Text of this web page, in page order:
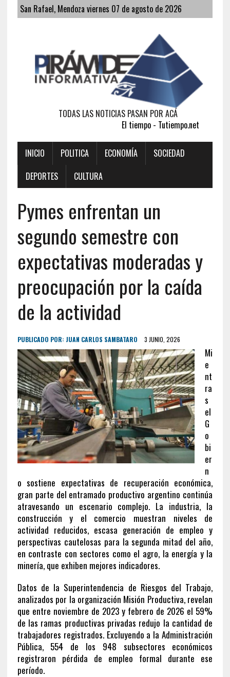
San Rafael, Mendoza viernes 07 de agosto de 2026
TODAS LAS NOTICIAS PASAN POR ACÁ
El tiempo - Tutiempo.net
INICIO POLITICA ECONOMÍA
SOCIEDAD
DEPORTES
CULTURA
Pymes enfrentan un
segundo semestre con
expectativas moderadas y
preocupación por la caída
de la actividad
PUBLICADO POR: JUAN CARLOS SAMBATARO 3 JUNIO, 2026
Mi
e
nt
ra
s
el
G
o
bi
er
n
o sostiene expectativas de recuperación económica,
gran parte del entramado productivo argentino continúa
atravesando un escenario complejo. La industria, la
construcción y el comercio muestran niveles de
actividad reducidos, escasa generación de empleo y
perspectivas cautelosas para la segunda mitad del año,
en contraste con sectores como el agro, la energía y la
minería, que exhiben mejores indicadores.
Datos de la Superintendencia de Riesgos del Trabajo,
analizados por la organización Misión Productiva, revelan
que entre noviembre de 2023 y febrero de 2026 el 59%
de las ramas productivas privadas redujo la cantidad de
trabajadores registrados. Excluyendo a la Administración
Pública, 554 de los 948 subsectores económicos
registraron pérdida de empleo formal durante ese
período.